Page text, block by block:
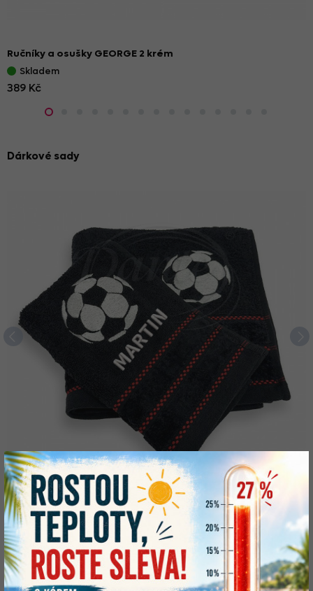
Ručníky a osušky GEORGE 2 krém
Skladem
389 Kč
Dárkové sady
Ručník AMBER s výšivkou kopací míč černý a Váš text
Skladem
od 189 Kč